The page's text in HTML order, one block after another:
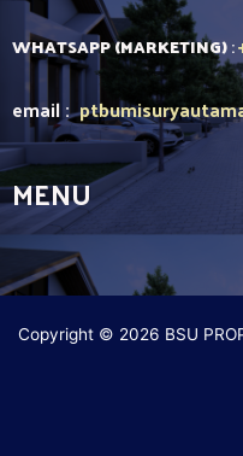
WHATSAPP (MARKETING):
email :
MENU
Copyright © 2026 BSU